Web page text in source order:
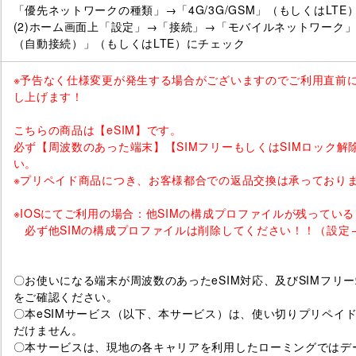
「優先ネットワークの種類」→「4G/3G/GSM」（もしくはLTE
(2)ホーム画面上「設定」→「接続」→「モバイルネットワーク
（自動接続）」（もしくはLTE）にチェック
※予告なく仕様変更が発生する場合がございますのでご利用直前
し上げます！
こちらの商品は【eSIM】です。
必ず【周波数のあった端末】【SIMフリーもしくはSIMロック
い。
※プリペイド商品につき、お客様都合での返品交換は承っており
※IOSにてご利用の場合：他SIMの構成プロファイルが残ってい
必ず他SIMの構成プロファイルは削除してください！！（設
〇お使いになる端末が周波数のあったeSIM対応、及びSIMフリ
をご確認ください。
〇本eSIMサービス（以下、本サービス）は、使い切りプリペイ
だけません。
〇本サービスは、現地の各キャリアを利用したローミングでは